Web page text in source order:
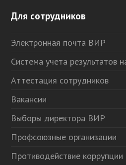
Для сотрудников
Электронная почта ВИР
Система учета результатов
Аттестация сотрудников
Вакансии
Выборы директора ВИР
Профсоюзные организации
Противодействие коррупции